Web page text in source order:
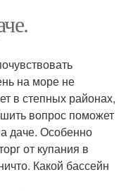
на море не
в степных районах,
вопрос поможет
даче. Особенно
от купания в
Какой бассейн